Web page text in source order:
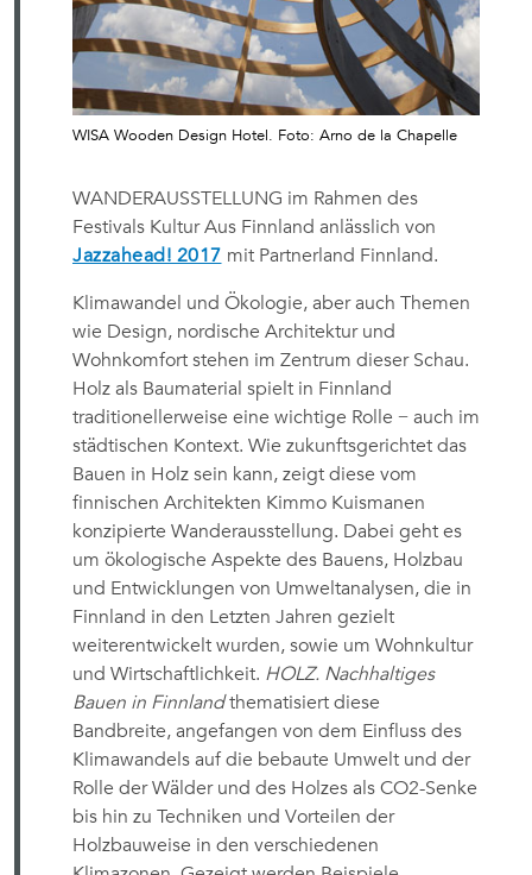
WISA Wooden Design Hotel. Foto: Arno de la Chapelle
WANDERAUSSTELLUNG im Rahmen des
Festivals Kultur Aus Finnland anlässlich von
Jazzahead! 2017 mit Partnerland Finnland.
Klimawandel und Ökologie, aber auch Themen
wie Design, nordische Architektur und
Wohnkomfort stehen im Zentrum dieser Schau.
Holz als Baumaterial spielt in Finnland
traditionellerweise eine wichtige Rolle − auch im
städtischen Kontext. Wie zukunftsgerichtet das
Bauen in Holz sein kann, zeigt diese vom
finnischen Architekten Kimmo Kuismanen
konzipierte Wanderausstellung. Dabei geht es
um ökologische Aspekte des Bauens, Holzbau
und Entwicklungen von Umweltanalysen, die in
Finnland in den Letzten Jahren gezielt
weiterentwickelt wurden, sowie um Wohnkultur
und Wirtschaftlichkeit. HOLZ. Nachhaltiges
Bauen in Finnlandthematisiert diese
Bandbreite, angefangen von dem Einfluss des
Klimawandels auf die bebaute Umwelt und der
Rolle der Wälder und des Holzes als CO2-Senke
bis hin zu Techniken und Vorteilen der
Holzbauweise in den verschiedenen